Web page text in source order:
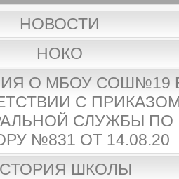
НОВОСТИ
НОКО
О МБОУ СОШ№19
С
СЛУЖБЫ ПО
№831 ОТ 14.08.20
ШКОЛЫ